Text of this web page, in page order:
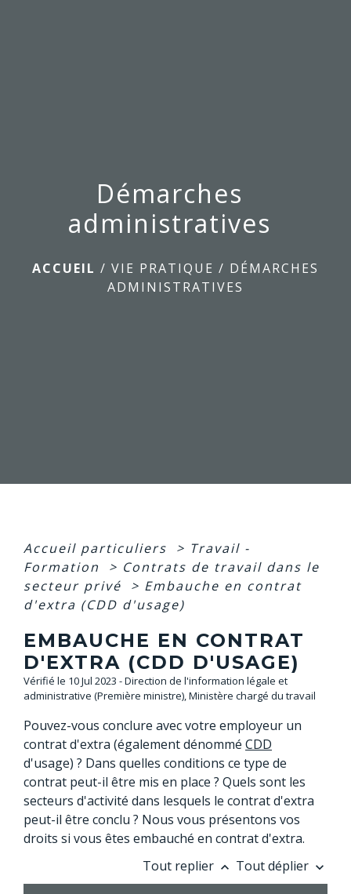
Démarches
administratives
ACCUEIL / VIE PRATIQUE / DÉMARCHES
ADMINISTRATIVES
Accueil particuliers > Travail -
Formation
> Contrats de travail dans le
secteur privé
> Embauche en contrat
d'extra (CDD d'usage)
EMBAUCHE EN CONTRAT
D'EXTRA (CDD D'USAGE)
Vérifié le 10 Jul 2023 - Direction de l'information légale et
administrative (Première ministre), Ministère chargé du travail
Pouvez-vous conclure avec votre employeur un
contrat d'extra (également dénommé CDD
d'usage) ? Dans quelles conditions ce type de
contrat peut-il être mis en place ? Quels sont les
secteurs d'activité dans lesquels le contrat d'extra
peut-il être conclu ? Nous vous présentons vos
droits si vous êtes embauché en contrat d'extra.
Tout replier keyboard_arrow_up Tout déplier keyboard_arrow_down